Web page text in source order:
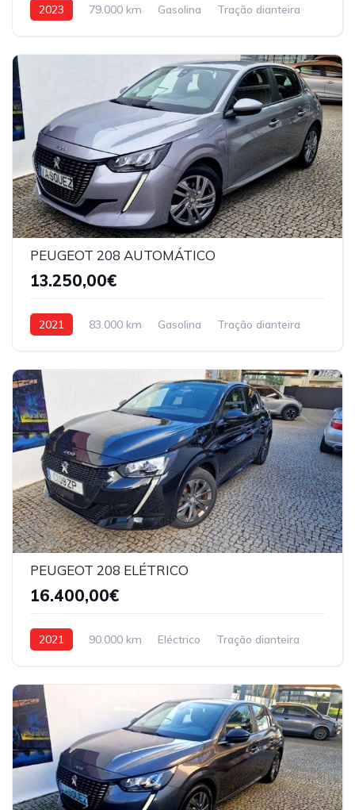
2023 79.000 km Gasolina Tração dianteira
PEUGEOT 208 AUTOMÁTICO
13.250,00€
2021 83.000 km Gasolina Tração dianteira
PEUGEOT 208 ELÉTRICO
16.400,00€
2021 90.000 km Eléctrico Tração dianteira